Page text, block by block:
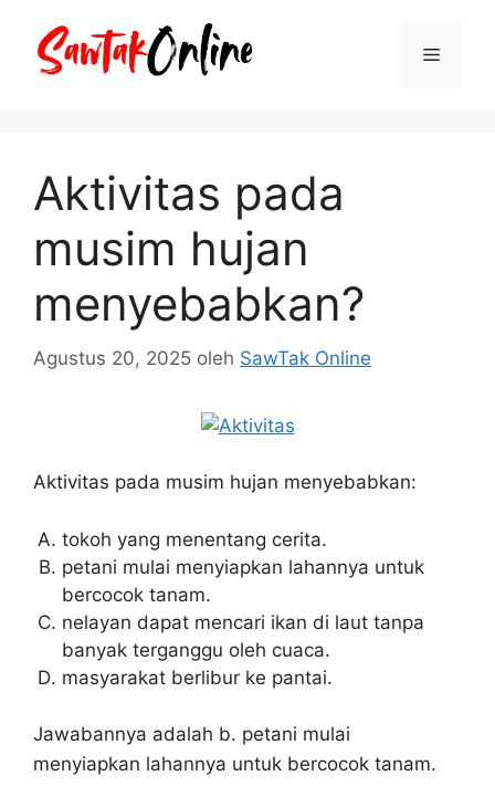
Menu
Aktivitas pada
musim hujan
menyebabkan?
Agustus 20, 2025 oleh SawTak Online
Aktivitas pada musim hujan menyebabkan:
tokoh yang menentang cerita.
petani mulai menyiapkan lahannya untuk
bercocok tanam.
nelayan dapat mencari ikan di laut tanpa
banyak terganggu oleh cuaca.
masyarakat berlibur ke pantai.
Jawabannya adalah b. petani mulai
menyiapkan lahannya untuk bercocok tanam.